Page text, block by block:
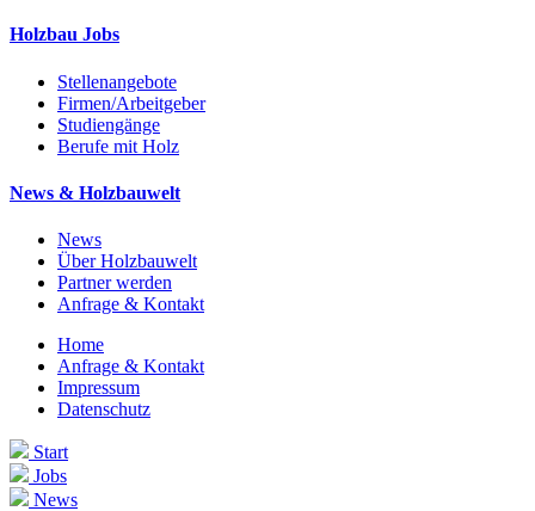
Holzbau Jobs
Stellenangebote
Firmen/Arbeitgeber
Studiengänge
Berufe mit Holz
News & Holzbauwelt
News
Über Holzbauwelt
Partner werden
Anfrage & Kontakt
Home
Anfrage & Kontakt
Impressum
Datenschutz
Start
Jobs
News